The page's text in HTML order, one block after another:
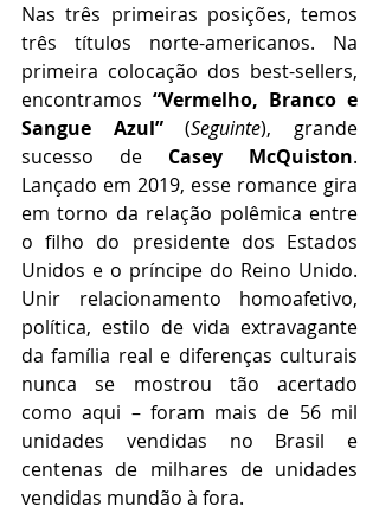
Nas três primeiras posições, temos
três títulos norte-americanos. Na
primeira colocação dos best-sellers,
encontramos “Vermelho, Branco e
Sangue Azul” (Seguinte), grande
sucesso de Casey McQuiston.
Lançado em 2019, esse romance gira
em torno da relação polêmica entre
o filho do presidente dos Estados
Unidos e o príncipe do Reino Unido.
Unir relacionamento homoafetivo,
política, estilo de vida extravagante
da família real e diferenças culturais
nunca se mostrou tão acertado
como aqui – foram mais de 56 mil
unidades vendidas no Brasil e
centenas de milhares de unidades
vendidas mundão à fora.